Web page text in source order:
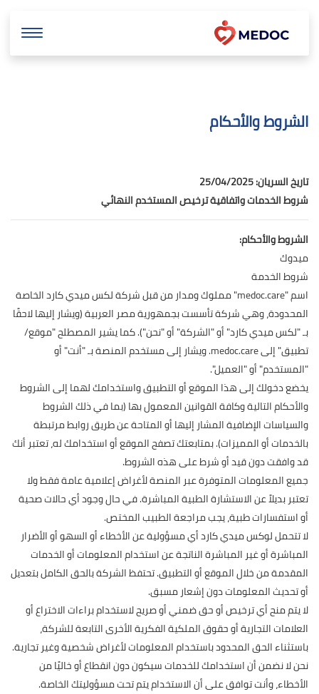
الشروط والأحكام
تاريخ السريان: 25/04/2025
شروط الخدمات واتفاقية ترخيص المستخدم النهائي
الشروط والأحكام:
ميدوك
شروط الخدمة
اسم "medoc.care" مملوك ومدار من قبل شركة لكس ميدي كارد الخاصة
المحدودة، وهي شركة تأسست بجمهورية مصر العربية (ويشار إليها لاحقًا
بـ "لكس ميدي كارد" أو "الشركة" أو "نحن"). كما يشير المصطلح "موقع/
تطبيق" إلى medoc.care. ويشار إلى مستخدم المنصة بـ "أنت" أو
"المستخدم" أو "العميل".
يخضع دخولك إلى هذا الموقع أو التطبيق واستخدامك لهما إلى الشروط
والأحكام التالية وكافة القوانين المعمول بها (بما في ذلك الشروط
والسياسات الإضافية المشار إليها أو المتاحة عن طريق روابط مرتبطة
بالخدمات أو المميزات). بمتابعتك تصفح الموقع أو استخدامك له، تعتبر أنك
قد وافقت دون قيد أو شرط على هذه الشروط.
جميع المعلومات المتوفرة عبر المنصة لأغراض إعلامية عامة فقط ولا
تعتبر بديلاً عن الاستشارة الطبية المباشرة. في حال وجود أي حالات صحية
أو استفسارات طبية، يجب مراجعة الطبيب المختص.
لا تتحمل لوكس ميدي كارد أي مسؤولية عن الأخطاء أو السهو أو الأضرار
المباشرة أو غير المباشرة الناتجة عن استخدام المعلومات أو الخدمات
المقدمة من خلال الموقع أو التطبيق. تحتفظ الشركة بالحق الكامل بتعديل
أو تحديث المعلومات دون إشعار مسبق.
لا يتم منح أي ترخيص أو حق ضمني أو صريح لاستخدام براءات الاختراع أو
العلامات التجارية أو حقوق الملكية الفكرية الأخرى التابعة للشركة،
باستثناء الحق المحدود باستخدام المعلومات لأغراض شخصية وغير تجارية.
نحن لا نضمن أن استخدامك للخدمات سيكون دون انقطاع أو خاليًا من
الأخطاء، وأنت توافق على أن الاستخدام يتم تحت مسؤوليتك الخاصة.